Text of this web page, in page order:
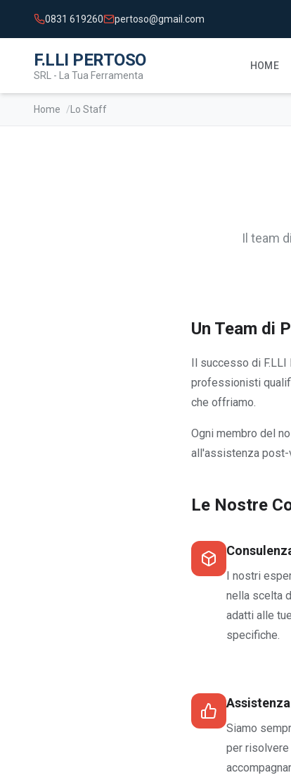
0831 619260 pertoso@gmail.com
F.LLI PERTOSO
SRL - La Tua Ferramenta
HOME
Home Lo Staff
Il team
Un Team di
Il successo di F.LLI
professionisti
che offriamo.
Ogni membro del
all'assistenza post-
Le Nostre
I nostri
nella scelta
adatti alle
specifiche.
Siamo
per